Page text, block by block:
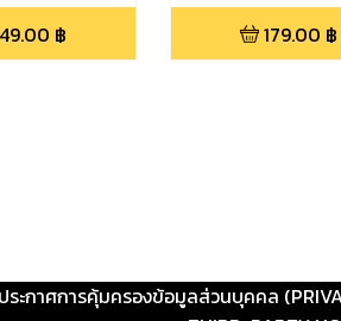
฿ 179.00 ฿
ประกาศการคุ้มครองข้อมูลส่วนบุคคล